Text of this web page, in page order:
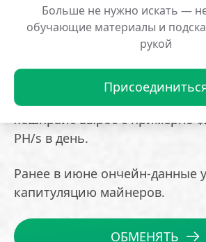
Больше не нужно искать —
обучающие материалы и
рукой
Многие местные добытчики
программе балансировки
отключая оборудование в
потребления.
Согласно Hashrate Index, за
хешпрайс вырос с примерно
PH/s в день.
Ранее в июне ончейн-данные
капитуляцию майнеров.
ОБМЕНЯТЬ